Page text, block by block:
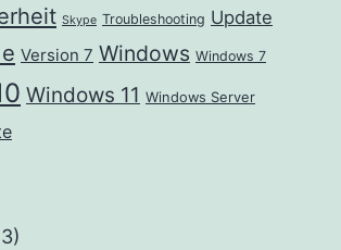
Skype Troubleshooting Update
Version 7 Windows Windows 7
Windows 11 Windows Server